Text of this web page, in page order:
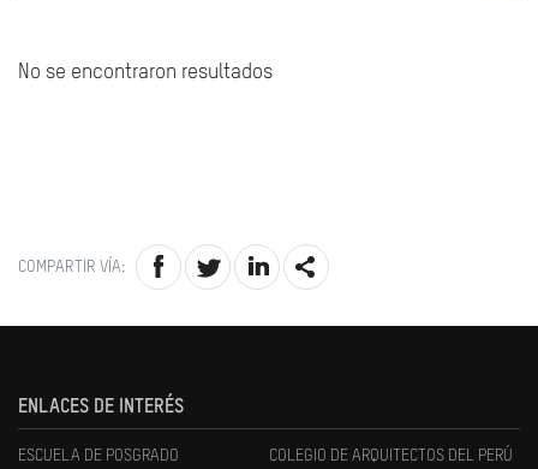
No se encontraron resultados
COMPARTIR VÍA:
ENLACES DE INTERÉS
ESCUELA DE POSGRADO COLEGIO DE ARQUITECTOS DEL PERÚ